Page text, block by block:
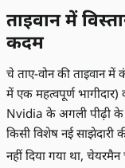
ताइवान में
कदम
चे ताए-वोन की ताइवान
में एक महत्वपूर्ण
Nvidia के अगली पीढ़ी के
किसी विशेष नई साझेदारी
नहीं दिया गया था,